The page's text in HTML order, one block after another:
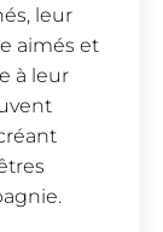
leur
aimés et
à leur